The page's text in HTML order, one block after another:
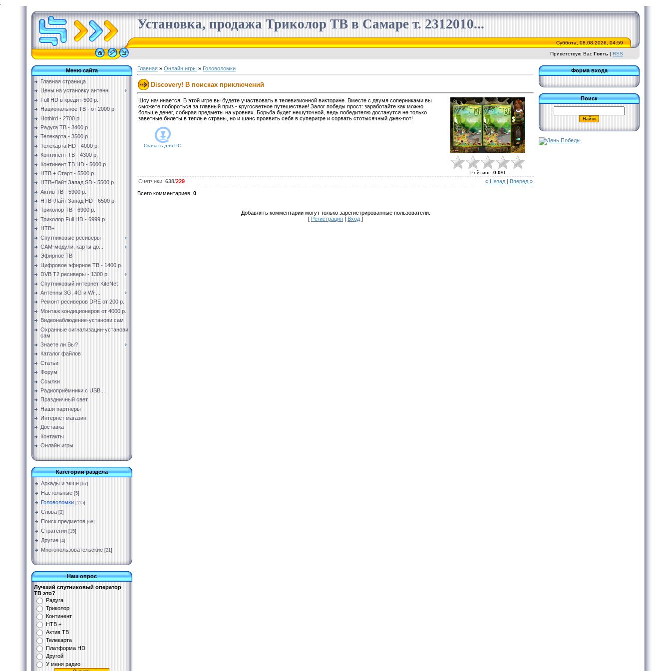
Установка, продажа Триколор ТВ в Самаре т. 2312010...
Суббота, 08.08.2026, 04:59
Приветствую Вас Гость | RSS
Меню сайта
Главная страница
Цены на установку антенн
Full HD в кредит-500 р.
Национальное ТВ - от 2000 р.
Hotbird - 2700 р.
Радуга ТВ - 3400 р.
Телекарта - 3500 р.
Телекарта HD - 4000 р.
Континент ТВ - 4300 р.
Континент ТВ HD - 5000 р.
НТВ + Старт - 5500 р.
НТВ+Лайт Запад SD - 5500 р.
Актив ТВ - 5900 р.
НТВ+Лайт Запад HD - 6500 р.
Триколор ТВ - 6900 р.
Триколор Full HD - 6999 р.
НТВ+
Спутниковые ресиверы
CAM-модули, карты до...
Эфирное ТВ
Цифровое эфирное ТВ - 1400 р.
DVB T2 ресиверы - 1300 р.
Спутниковый интернет KiteNet
Антенны 3G, 4G и Wi-...
Ремонт ресиверов DRE от 200 р.
Монтаж кондиционеров от 4000 р.
Видеонаблюдение-установи сам
Охранные сигнализации-установи
сам
Знаете ли Вы?
Каталог файлов
Статьи
Форум
Ссылки
Радиоприёмники с USB...
Праздничный свет
Наши партнеры
Интернет магазин
Доставка
Контакты
Онлайн игры
Категории раздела
Аркады и экшн [67]
Настольные [5]
Головоломки [115]
Слова [2]
Поиск предметов [68]
Стратегии [15]
Другие [4]
Многопользовательские [21]
Наш опрос
Лучший спутниковый оператор
ТВ это?
Радуга
Триколор
Континент
НТВ +
Актив ТВ
Телекарта
Платформа HD
Другой
У меня радио
Главная » Онлайн игры » Головоломки
Discovery! В поисках приключений
Шоу начинается! В этой игре вы будете участвовать в телевизионной викторине. Вместе с двумя соперниками вы
сможете побороться за главный приз - кругосветное путешествие! Залог победы прост: заработайте как можно
больше денег, собирая предметы на уровнях. Борьба будет нешуточной, ведь победителю достанутся не только
заветные билеты в теплые страны, но и шанс проявить себя в суперигре и сорвать стотысячный джек-пот!
Скачать для PC
Рейтинг: 0.0/0
« Назад Вперед »
Счетчики: 638/229
Всего комментариев: 0
Добавлять комментарии могут только зарегистрированные пользователи.
[ Регистрация Вход ]
Форма входа
Поиск